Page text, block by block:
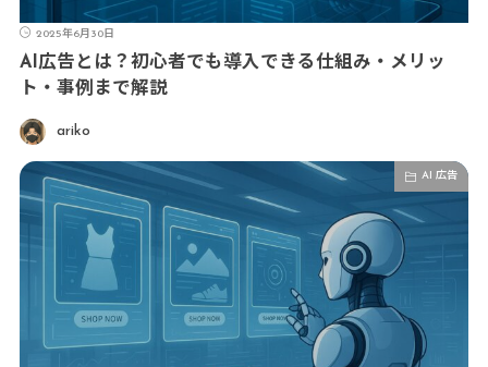
2025年6月30日
AI広告とは？初心者でも導入できる仕組み・メリッ
ト・事例まで解説
ariko
AI 広告